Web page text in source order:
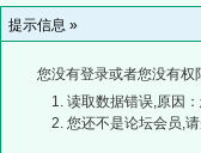
提示信息 »
您没有登录或者您没有权
读取数据错误,原因
您还不是论坛会员,